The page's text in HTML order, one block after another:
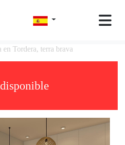
en Tordera, terra brava